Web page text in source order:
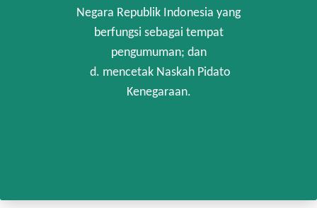
Negara Republik Indonesia yang
berfungsi sebagai tempat
pengumuman; dan
d. mencetak Naskah Pidato
Kenegaraan.